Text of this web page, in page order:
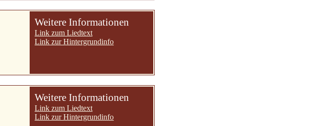
Weitere Informationen
Link zum Liedtext
Link zur Hintergrundinfo
Weitere Informationen
Link zum Liedtext
Link zur Hintergrundinfo